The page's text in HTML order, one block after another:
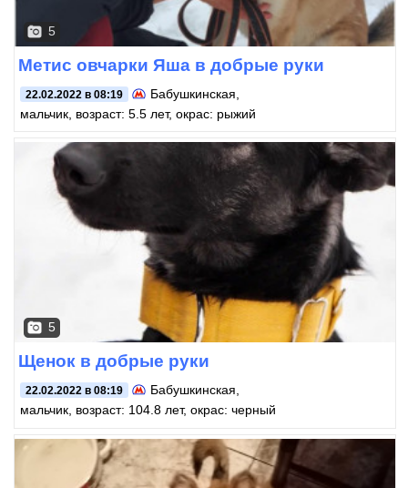
5
Метис овчарки Яша в добрые руки
22.02.2022 в 08:19 Бабушкинская
мальчик, возраст: 5.5 лет, окрас: рыжий
5
Щенок в добрые руки
22.02.2022 в 08:19 Бабушкинская,
мальчик, возраст: 104.8 лет, окрас: черный